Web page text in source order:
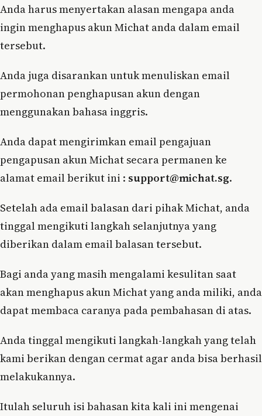
Anda harus menyertakan alasan mengapa anda
ingin menghapus akun Michat anda dalam email
tersebut.
Anda juga disarankan untuk menuliskan email
permohonan penghapusan akun dengan
menggunakan bahasa inggris.
Anda dapat mengirimkan email pengajuan
pengapusan akun Michat secara permanen ke
alamat email berikut ini : support@michat.sg.
Setelah ada email balasan dari pihak Michat, anda
tinggal mengikuti langkah selanjutnya yang
diberikan dalam email balasan tersebut.
Bagi anda yang masih mengalami kesulitan saat
akan menghapus akun Michat yang anda miliki, anda
dapat membaca caranya pada pembahasan di atas.
Anda tinggal mengikuti langkah-langkah yang telah
kami berikan dengan cermat agar anda bisa berhasil
melakukannya.
Itulah seluruh isi bahasan kita kali ini mengenai